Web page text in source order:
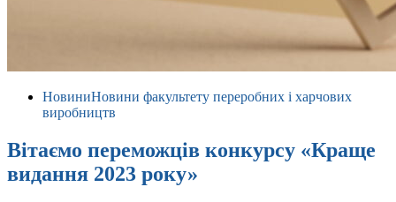
НовиниНовини факультету переробних і харчових
виробництв
Вітаємо переможців конкурсу «Краще
видання 2023 року»